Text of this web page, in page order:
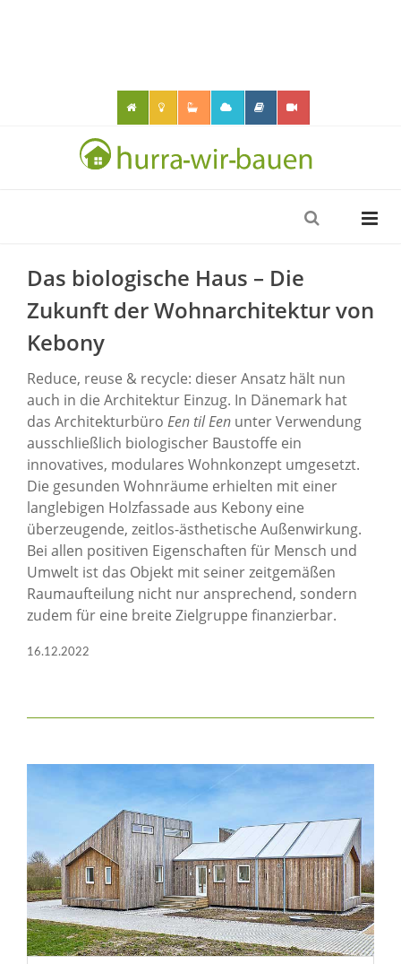
Das biologische Haus – Die
Zukunft der Wohnarchitektur von
Kebony
Reduce, reuse & recycle: dieser Ansatz hält nun
auch in die Architektur Einzug. In Dänemark hat
das Architekturbüro Een til Een unter Verwendung
ausschließlich biologischer Baustoffe ein
innovatives, modulares Wohnkonzept umgesetzt.
Die gesunden Wohnräume erhielten mit einer
langlebigen Holzfassade aus Kebony eine
überzeugende, zeitlos-ästhetische Außenwirkung.
Bei allen positiven Eigenschaften für Mensch und
Umwelt ist das Objekt mit seiner zeitgemäßen
Raumaufteilung nicht nur ansprechend, sondern
zudem für eine breite Zielgruppe finanzierbar.
16.12.2022